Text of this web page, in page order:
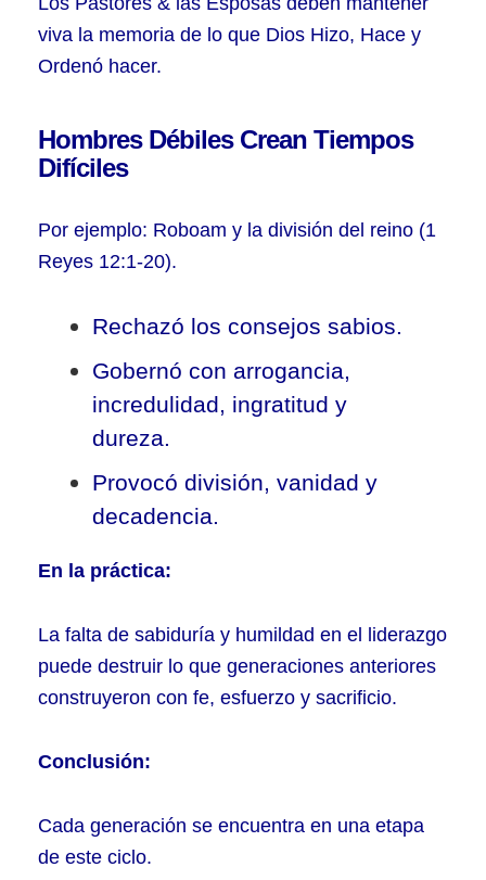
viva la memoria de lo que Dios Hizo, Hace y
Ordenó hacer.
Hombres Débiles Crean Tiempos
Difíciles
Por ejemplo: Roboam y la división del reino (1
Reyes 12:1-20).
Rechazó los consejos sabios.
Gobernó con arrogancia,
incredulidad, ingratitud y
dureza.
Provocó división, vanidad y
decadencia.
En la práctica:
La falta de sabiduría y humildad en el liderazgo
puede destruir lo que generaciones anteriores
construyeron con fe, esfuerzo y sacrificio.
Conclusión:
Cada generación se encuentra en una etapa
de este ciclo.